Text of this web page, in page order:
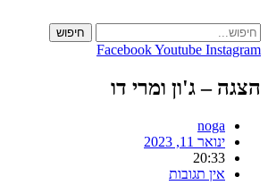
to
content
חיפוש
FacebookYoutube Instagram
הצגה – ג'ון ומרי דו
noga
ינואר 11, 2023
20:33
אין תגובות